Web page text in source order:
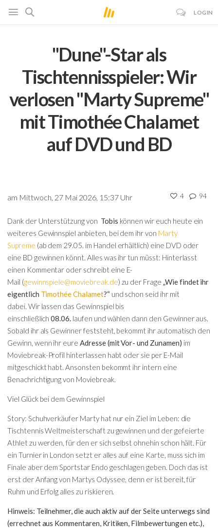
LOGIN
"Dune"-Star als
Tischtennisspieler: Wir
verlosen "Marty Supreme"
mit Timothée Chalamet
auf DVD und BD
am Mittwoch, 27 Mai 2026, 15:37 Uhr 4 94
Dank der Unterstützung von Tobis können wir euch heute ein
weiteres Gewinnspiel anbieten, bei dem ihr von Marty
Supreme (ab dem 29.05. im Handel erhältlich) eine DVD oder
eine BD gewinnen könnt. Alles was ihr tun müsst: Hinterlasst
einen Kommentar oder schreibt eine E-
Mail (gewinnspiele@moviebreak.de) zu der Frage „Wie findet ihr
eigentlich Timothée Chalamet?“ und schon seid ihr mit
dabei. Wir lassen das Gewinnspiel bis
einschließlich 08.06. laufen und wählen dann den Gewinner aus.
Sobald ihr als Gewinner feststeht, bekommt ihr automatisch den
Gewinn, wenn ihr eure Adresse (mit Vor- und Zunamen) im
Moviebreak-Profil hinterlassen habt oder sie per E-Mail
mitgeschickt habt. Ansonsten bekommt ihr intern eine
Benachrichtigung von Moviebreak.
Viel Glück bei dem Gewinnspiel
Story: Schuhverkäufer Marty hat nur ein Ziel im Leben: die
Tischtennis Weltmeisterschaft zu gewinnen und der gefeierte
Athlet zu werden, für den er sich selbst ohnehin schon hält. Für
ein Turnier in London setzt er alles auf eine Karte, muss sich im
Finale aber dem Sportstar Endo geschlagen geben. Doch das ist
erst der Anfang von Martys Odyssee, denn er ist bereit, für
Ruhm und Erfolg alles zu riskieren.
Hinweis: Teilnehmer, die auch aktiv auf der Seite unterwegs sind
(errechnet aus Kommentaren, Kritiken, Filmbewertungen etc.),